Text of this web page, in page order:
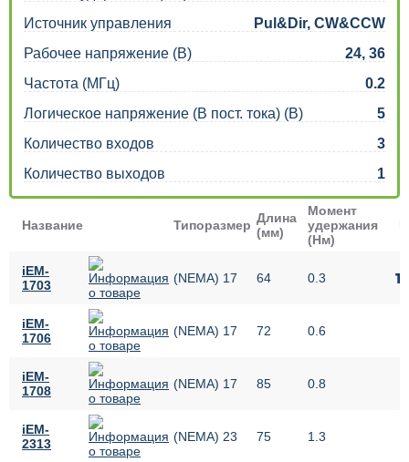
Источник управления
Pul&Dir, CW&CCW
Рабочее напряжение (В)
24, 36
Частота (МГц)
0.2
Логическое напряжение (В пост. тока) (В)
5
Количество входов
3
Количество выходов
1
Название Типоразмер Длина
(мм)
Момент
удержания
(Нм)
iEM-
1703
(NEMA) 17 64 0.3
iEM-
1706
(NEMA) 17 72 0.6
iEM-
1708
(NEMA) 17 85 0.8
iEM-
2313
(NEMA) 23 75 1.3